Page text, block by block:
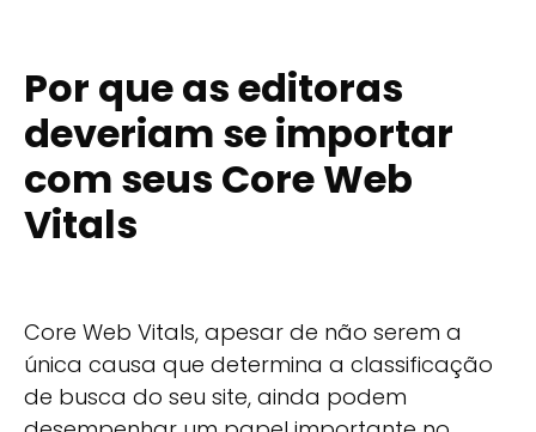
Por que as editoras
deveriam se importar
com seus Core Web
Vitals
Core Web Vitals, apesar de não serem a
única causa que determina a classificação
de busca do seu site, ainda podem